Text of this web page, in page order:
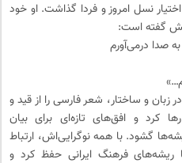
نسل امروز و فردا گذاشت. او خود
گفته است:
به صدا درمی‌آورم
زبان و ساختار، شعر فارسی را از قید و
کرد و افق‌های تازه‌ای برای بیان
گشود. با همه نوگرایی‌اش، ارتباط
ریشه‌های فرهنگ ایرانی حفظ کرد و